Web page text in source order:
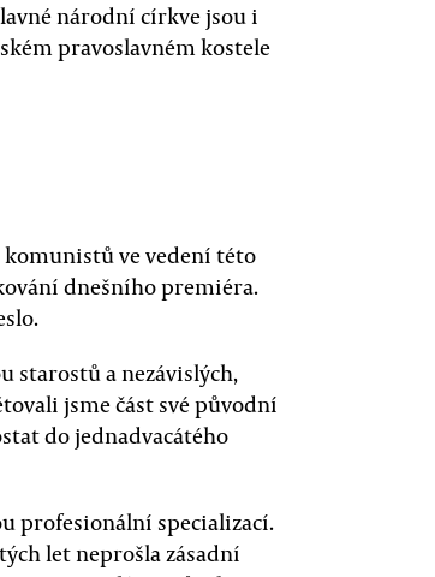
národní církve jsou i
pravoslavném kostele
ve vedení této
dnešního premiéra.
starostů a nezávislých,
jsme část své původní
do jednadvacátého
profesionální specializací.
let neprošla zásadní